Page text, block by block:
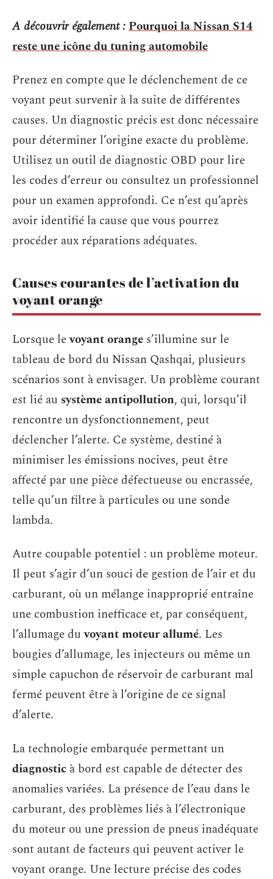
A découvrir également :Pourquoi la Nissan S14
reste une icône du tuning automobile
Prenez en compte que le déclenchement de ce
voyant peut survenir à la suite de différentes
causes. Un diagnostic précis est donc nécessaire
pour déterminer l’origine exacte du problème.
Utilisez un outil de diagnostic OBD pour lire
les codes d’erreur ou consultez un professionnel
pour un examen approfondi. Ce n’est qu’après
avoir identifié la cause que vous pourrez
procéder aux réparations adéquates.
Causes courantes de l’activation du
voyant orange
Lorsque levoyant orange s’illumine sur le
tableau de bord du Nissan Qashqai, plusieurs
scénarios sont à envisager. Un problème courant
est lié au système antipollution, qui, lorsqu’il
rencontre un dysfonctionnement, peut
déclencher l’alerte. Ce système, destiné à
minimiser les émissions nocives, peut être
affecté par une pièce défectueuse ou encrassée,
telle qu’un filtre à particules ou une sonde
lambda.
Autre coupable potentiel : un problème moteur.
Il peut s’agir d’un souci de gestion de l’air et du
carburant, où un mélange inapproprié entraîne
une combustion inefficace et, par conséquent,
l’allumage duvoyant moteur allumé. Les
bougies d’allumage, les injecteurs ou même un
simple capuchon de réservoir de carburant mal
fermé peuvent être à l’origine de ce signal
d’alerte.
La technologie embarquée permettant un
diagnostic à bord est capable de détecter des
anomalies variées. La présence de l’eau dans le
carburant, des problèmes liés à l’électronique
du moteur ou une pression de pneus inadéquate
sont autant de facteurs qui peuvent activer le
voyant orange. Une lecture précise des codes